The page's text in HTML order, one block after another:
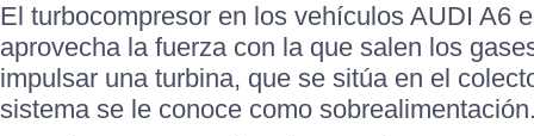
El turbocompresor en los vehículos AUDI A6
aprovecha la fuerza con la que salen los
impulsar una turbina, que se sitúa en el
sistema se le conoce como